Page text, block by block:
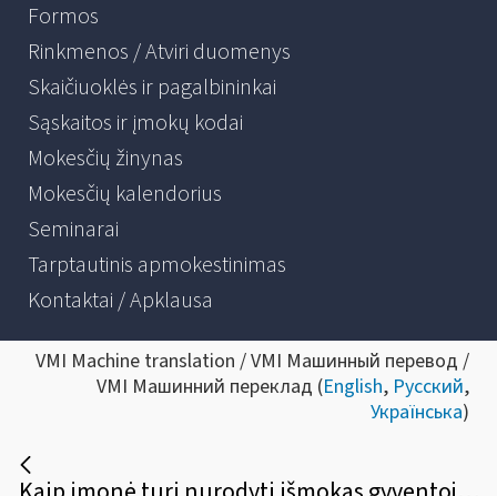
Formos
Rinkmenos / Atviri duomenys
Skaičiuoklės ir pagalbininkai
Sąskaitos ir įmokų kodai
Mokesčių žinynas
Mokesčių kalendorius
Seminarai
Tarptautinis apmokestinimas
Kontaktai / Apklausa
VMI Machine translation / VMI Машинный перевод /
VMI Машинний переклад (English, Русский,
Українська)